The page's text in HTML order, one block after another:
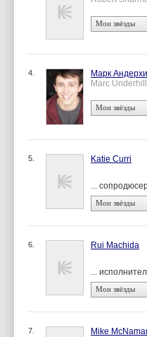
Мои звёзды
4.
Марк
Marc Underhill
Мои звёзды
5. Katie Curri
...
Мои звёзды
6. Rui Machida
...
Мои звёзды
7. Mike